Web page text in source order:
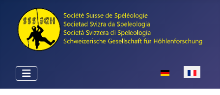
Sélectionnez